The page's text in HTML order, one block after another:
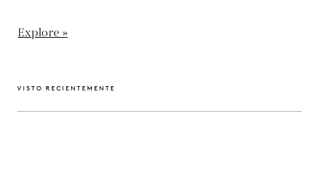
Explore »
VISTO RECIENTEMENTE